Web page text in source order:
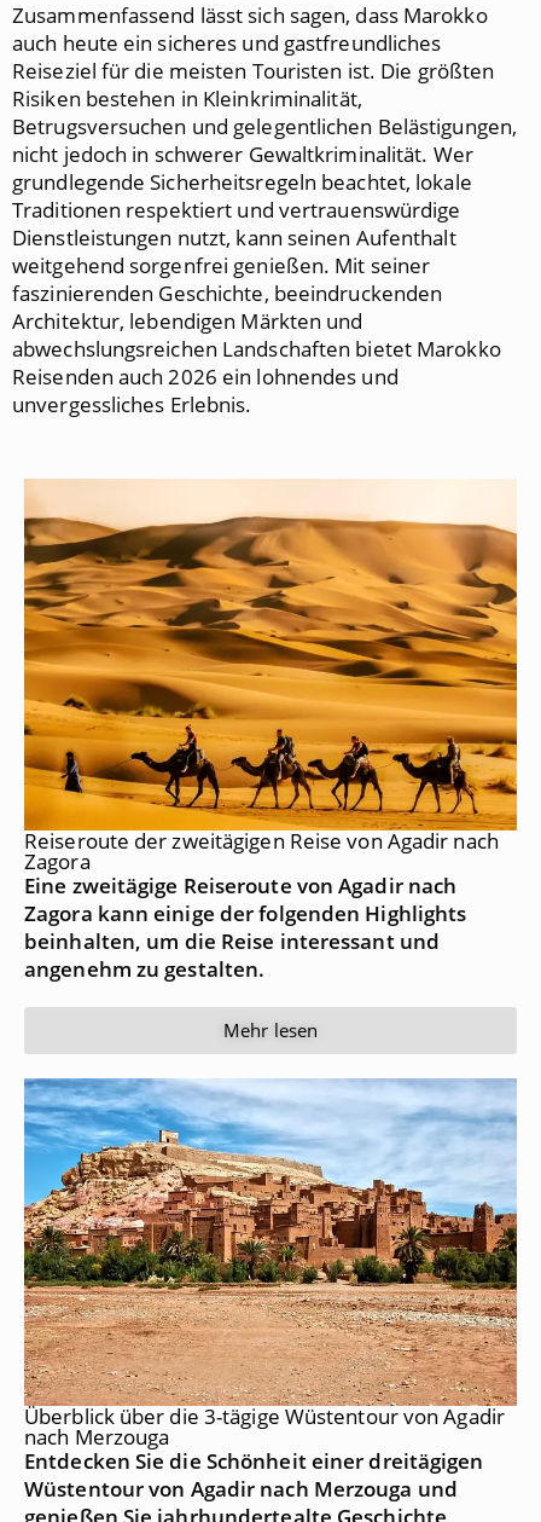
Zusammenfassend lässt sich sagen, dass Marokko
auch heute ein sicheres und gastfreundliches
Reiseziel für die meisten Touristen ist. Die größten
Risiken bestehen in Kleinkriminalität,
Betrugsversuchen und gelegentlichen Belästigungen,
nicht jedoch in schwerer Gewaltkriminalität. Wer
grundlegende Sicherheitsregeln beachtet, lokale
Traditionen respektiert und vertrauenswürdige
Dienstleistungen nutzt, kann seinen Aufenthalt
weitgehend sorgenfrei genießen. Mit seiner
faszinierenden Geschichte, beeindruckenden
Architektur, lebendigen Märkten und
abwechslungsreichen Landschaften bietet Marokko
Reisenden auch 2026 ein lohnendes und
unvergessliches Erlebnis.
Reiseroute der zweitägigen Reise von Agadir nach
Zagora
Eine zweitägige Reiseroute von Agadir nach
Zagora kann einige der folgenden Highlights
beinhalten, um die Reise interessant und
angenehm zu gestalten.
Mehr lesen
Überblick über die 3-tägige Wüstentour von Agadir
nach Merzouga
Entdecken Sie die Schönheit einer dreitägigen
Wüstentour von Agadir nach Merzouga und